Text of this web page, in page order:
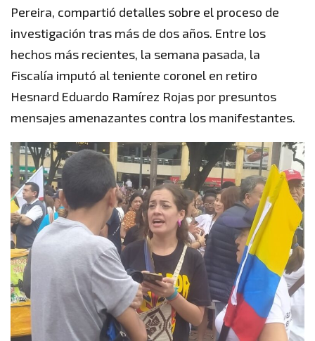
Pereira, compartió detalles sobre el proceso de
investigación tras más de dos años. Entre los
hechos más recientes, la semana pasada, la
Fiscalía imputó al teniente coronel en retiro
Hesnard Eduardo Ramírez Rojas por presuntos
mensajes amenazantes contra los manifestantes.